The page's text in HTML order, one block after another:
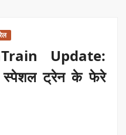
Update:
स्पेशल ट्रेन के फेरे